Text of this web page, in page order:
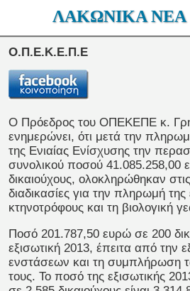
ΛΑΚΩΝΙΚΑ ΝΕΑ
Ο.Π.Ε.Κ.Ε.Π.Ε
Ο Πρόεδρος του ΟΠΕΚΕΠΕ κ.
ενημερώνει, ότι μετά την
της Ενιαίας Ενίσχυσης την
συνολικού ποσού 41.085.258,00
δικαιούχους, ολοκληρώθηκαν
διαδικασίες για την πληρωμή της
κτηνοτρόφους και τη βιολογική
Ποσό 201.787,50 ευρώ σε 200
εξισωτική 2013, έπειτα από την
ενστάσεων και τη συμπλήρωση
τους. Το ποσό της εξισωτικής